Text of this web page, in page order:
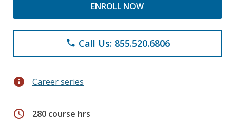
ENROLL NOW
phone Call Us: 855.520.6806
info Career series
schedule 280 course hrs